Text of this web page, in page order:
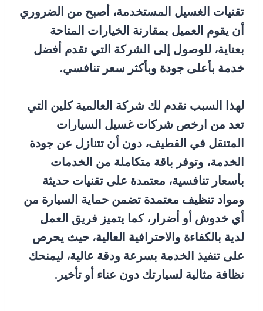
تقنيات الغسيل المستخدمة، أصبح من الضروري
أن يقوم العميل بمقارنة الخيارات المتاحة
بعناية، للوصول إلى الشركة التي تقدم أفضل
خدمة بأعلى جودة وبأكثر سعر تنافسي.
لهذا السبب نقدم لك شركة العالمية كلين التي
تعد من ارخص شركات غسيل السيارات
المتنقل في القطيف، دون أن تتنازل عن جودة
الخدمة، وتوفر باقة متكاملة من الخدمات
بأسعار تنافسية، معتمدة على تقنيات حديثة
ومواد تنظيف معتمدة تضمن حماية السيارة من
أي خدوش أو أضرار، كما يتميز فريق العمل
لدية بالكفاءة والاحترافية العالية، حيث يحرص
على تنفيذ الخدمة بسرعة ودقة عالية، ليمنحك
نظافة مثالية لسيارتك دون عناء أو تأخير.